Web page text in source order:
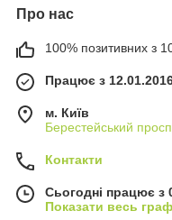
Про нас
100% позитивних з 10
Працює з
м. Київ
Берестейський
Контакти
Сьогодні працює з
Показати весь